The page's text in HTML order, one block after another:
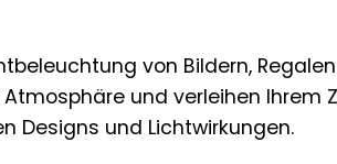
von Bildern,
und verleihen Ihrem
Designs und Lichtwirkungen.